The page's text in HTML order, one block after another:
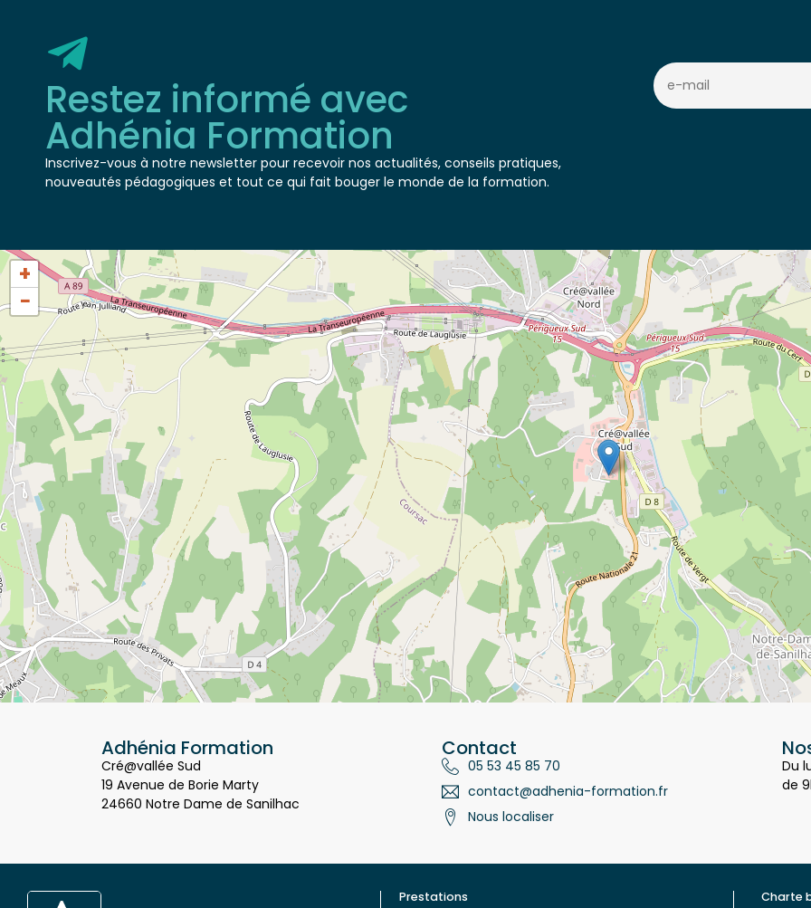
Restez informé avec
Adhénia Formation
Inscrivez-vous à notre newsletter pour recevoir nos actualités, conseils pratiques,
nouveautés pédagogiques et tout ce qui fait bouger le monde de la formation.
+
−
Cré@vallée Sud
19 Avenue de Borie Marty
24660 Notre Dame de Sanilhac
05 53 45 85 70
contact@adhenia-formation.fr
Nous localiser
Du
de